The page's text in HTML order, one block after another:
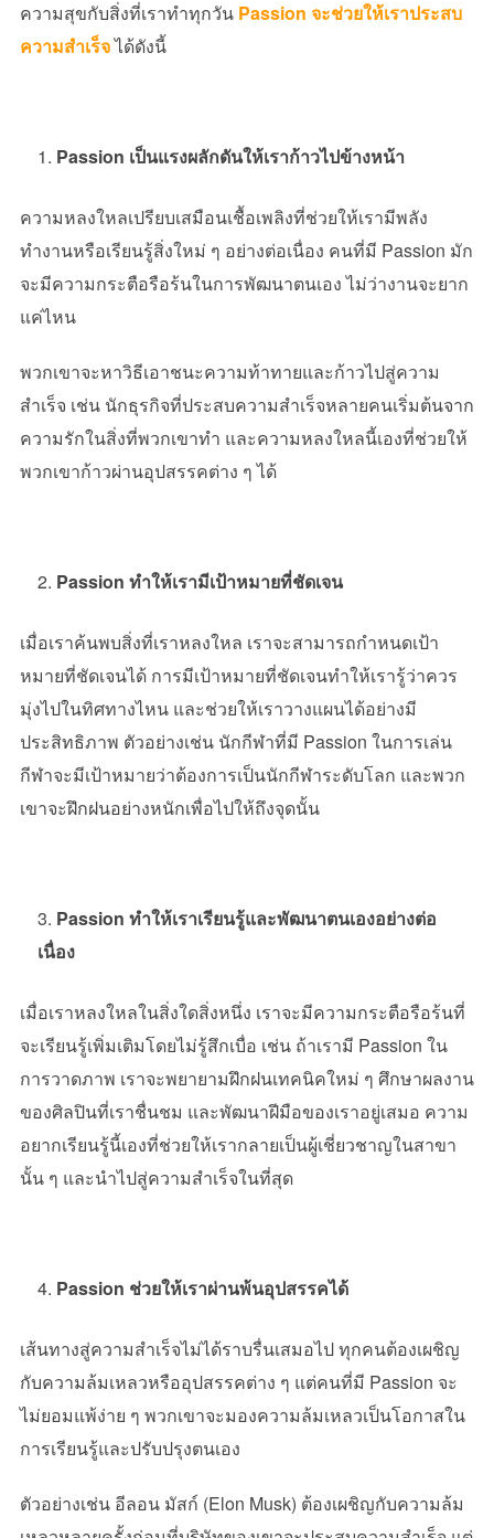
ความสุขกับสิ่งที่เราทำทุกวัน Passion จะช่วยให้เราประสบ
ความสำเร็จได้ดังนี้
Passion เป็นแรงผลักดันให้เราก้าวไปข้างหน้า
ความหลงใหลเปรียบเสมือนเชื้อเพลิงที่ช่วยให้เรามีพลัง
ทำงานหรือเรียนรู้สิ่งใหม่ ๆ อย่างต่อเนื่อง คนที่มี Passion มัก
จะมีความกระตือรือร้นในการพัฒนาตนเอง ไม่ว่างานจะยาก
แค่ไหน
พวกเขาจะหาวิธีเอาชนะความท้าทายและก้าวไปสู่ความ
สำเร็จ เช่น นักธุรกิจที่ประสบความสำเร็จหลายคนเริ่มต้นจาก
ความรักในสิ่งที่พวกเขาทำ และความหลงใหลนี้เองที่ช่วยให้
พวกเขาก้าวผ่านอุปสรรคต่าง ๆ ได้
Passion ทำให้เรามีเป้าหมายที่ชัดเจน
เมื่อเราค้นพบสิ่งที่เราหลงใหล เราจะสามารถกำหนดเป้า
หมายที่ชัดเจนได้ การมีเป้าหมายที่ชัดเจนทำให้เรารู้ว่าควร
มุ่งไปในทิศทางไหน และช่วยให้เราวางแผนได้อย่างมี
ประสิทธิภาพ ตัวอย่างเช่น นักกีฬาที่มี Passion ในการเล่น
กีฬาจะมีเป้าหมายว่าต้องการเป็นนักกีฬาระดับโลก และพวก
เขาจะฝึกฝนอย่างหนักเพื่อไปให้ถึงจุดนั้น
Passion ทำให้เราเรียนรู้และพัฒนาตนเองอย่างต่อ
เนื่อง
เมื่อเราหลงใหลในสิ่งใดสิ่งหนึ่ง เราจะมีความกระตือรือร้นที่
จะเรียนรู้เพิ่มเติมโดยไม่รู้สึกเบื่อ เช่น ถ้าเรามี Passion ใน
การวาดภาพ เราจะพยายามฝึกฝนเทคนิคใหม่ ๆ ศึกษาผลงาน
ของศิลปินที่เราชื่นชม และพัฒนาฝีมือของเราอยู่เสมอ ความ
อยากเรียนรู้นี้เองที่ช่วยให้เรากลายเป็นผู้เชี่ยวชาญในสาขา
นั้น ๆ และนำไปสู่ความสำเร็จในที่สุด
Passion ช่วยให้เราผ่านพ้นอุปสรรคได้
เส้นทางสู่ความสำเร็จไม่ได้ราบรื่นเสมอไป ทุกคนต้องเผชิญ
กับความล้มเหลวหรืออุปสรรคต่าง ๆ แต่คนที่มี Passion จะ
ไม่ยอมแพ้ง่าย ๆ พวกเขาจะมองความล้มเหลวเป็นโอกาสใน
การเรียนรู้และปรับปรุงตนเอง
ตัวอย่างเช่น อีลอน มัสก์ (Elon Musk) ต้องเผชิญกับความล้ม